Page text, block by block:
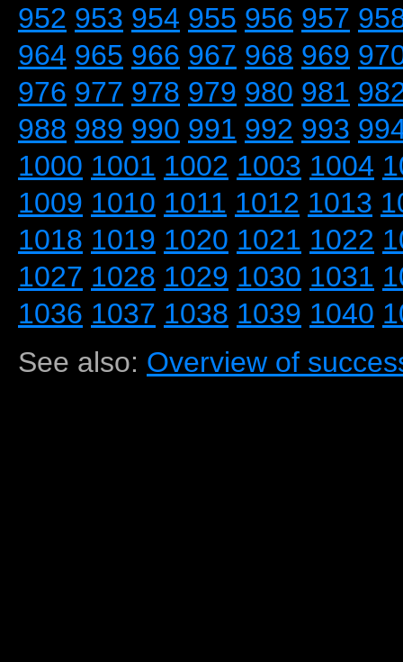
952 953 954 955 956 957
964 965 966 967 968 969
976 977 978 979 980 981
988 989 990 991 992 993
1000 1001 1002 1003 1004
1009 1010 1011 1012 1013
1018 1019 1020 1021 1022
1027 1028 1029 1030 1031
1036 1037 1038 1039 1040
See also: Overview of